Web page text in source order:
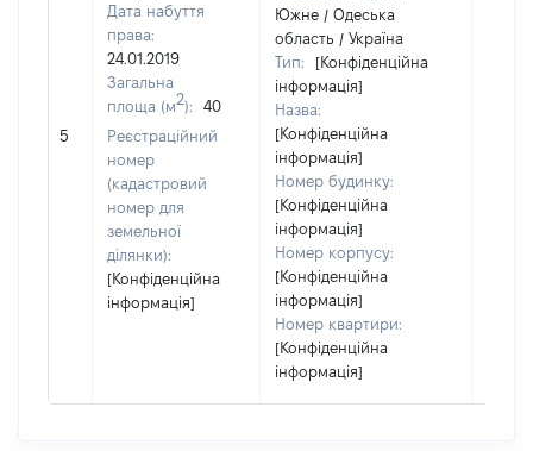
5
Дата набуття
права:
24.01.2019
Загальна
площа (м2):
40
Реєстраційний
номер
(кадастровий
номер для
земельної
ділянки):
[Конфіденційна
інформація]
Южне / Одеська
область / Україна
Тип:
[Конфіденційна
інформація]
Назва:
[Конфіденційна
інформація]
Номер будинку:
[Конфіденційна
інформація]
Номер корпусу:
[Конфіденційна
інформація]
Номер квартири:
[Конфіденційна
інформація]